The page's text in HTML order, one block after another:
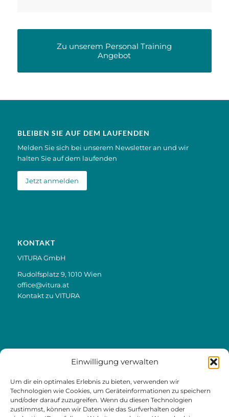
Einwilligung verwalten
Um dir ein optimales Erlebnis zu bieten, verwenden wir
Technologien wie Cookies, um Geräteinformationen zu speichern
und/oder darauf zuzugreifen. Wenn du diesen Technologien
zustimmst, können wir Daten wie das Surfverhalten oder
Zu unserem Personal Training
Angebot
BLEIBEN SIE AUF DEM LAUFENDEN
Melden Sie sich bei unserem Newsletter an und wir
halten Sie auf dem laufenden
Jetzt anmelden
KONTAKT
VITURA GmbH
Rudolfsplatz 9, 1010 Wien
office@vitura.at
Kontakt zu VITURA
Kontakt & Termine
Angebot & Preise